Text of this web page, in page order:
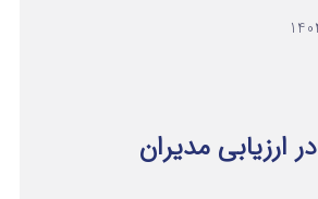
نقش KPI در ارزیابی مدیران